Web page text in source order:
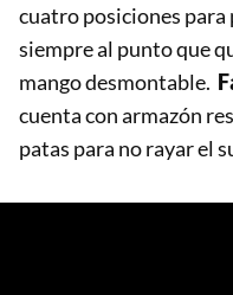
cuatro posiciones para
siempre al punto que
mango desmontable.
cuenta con armazón
patas para no rayar el